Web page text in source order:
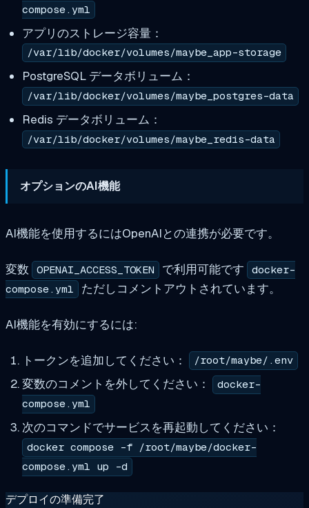
compose.yml
アプリのストレージ容量：
/var/lib/docker/volumes/maybe_app-storage
PostgreSQL データボリューム：
/var/lib/docker/volumes/maybe_postgres-data
Redis データボリューム：
/var/lib/docker/volumes/maybe_redis-data
オプションのAI機能
AI機能を使用するにはOpenAIとの連携が必要です。
変数 OPENAI_ACCESS_TOKEN で利用可能です
docker-
compose.yml
ただしコメントアウトされています。
AI機能を有効にするには:
トークンを追加してください： /root/maybe/.env
変数のコメントを外してください：
docker-
compose.yml
次のコマンドでサービスを再起動してください：
docker compose -f /root/maybe/docker-
compose.yml up -d
デプロイの準備完了